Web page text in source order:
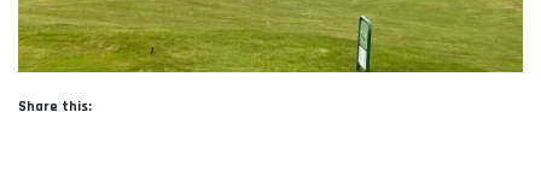
Share this: